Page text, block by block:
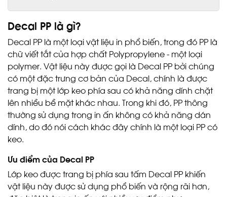
Decal PP là gì?
Decal PP là một loại vật liệu in phổ biến, trong đó PP là
chữ viết tắt của hợp chất Polypropylene - một loại
polymer. Vật liệu này được gọi là Decal PP bởi chúng
có một đặc trưng cơ bản của Decal, chính là được
trang bị một lớp keo phía sau có khả năng dính chặt
lên nhiều bề mặt khác nhau. Trong khi đó, PP thông
thường sử dụng trong in ấn không có khả năng dán
dính, do đó nói cách khác đây chính là một loại PP có
keo.
Ưu điểm của Decal PP
Lớp keo được trang bị phía sau tấm Decal PP khiến
vật liệu này được sử dụng phổ biến và rộng rãi hơn,